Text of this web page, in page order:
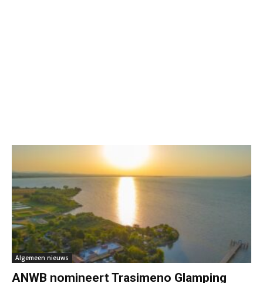
Algemeen nieuws
ANWB nomineert Trasimeno Glamping